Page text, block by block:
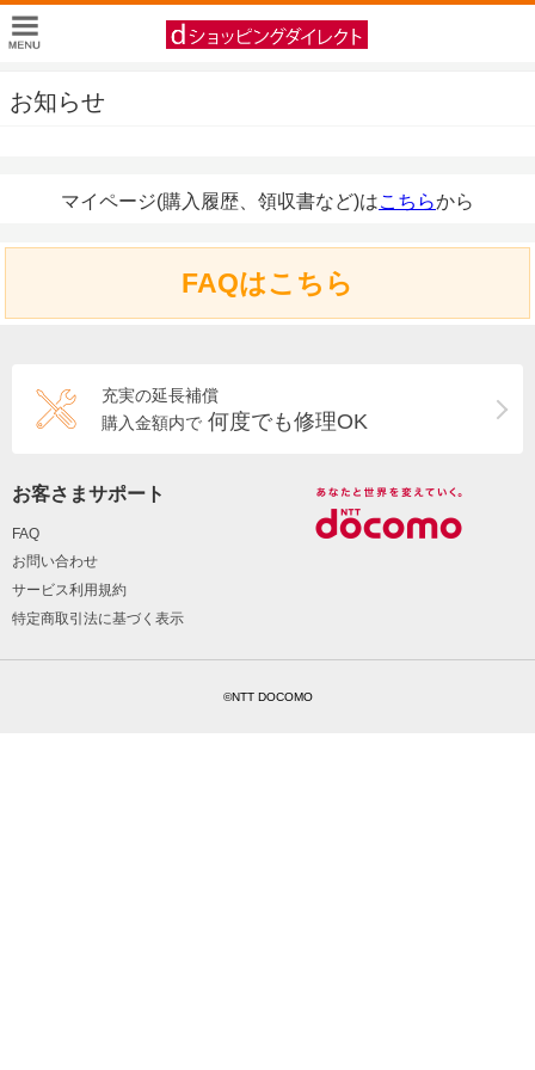
お知らせ
マイページ(購入履歴、領収書など)はこちらから
FAQはこちら
充実の延長補償
購入金額内で 何度でも修理OK
お客さまサポート
FAQ
お問い合わせ
サービス利用規約
特定商取引法に基づく表示
©NTT DOCOMO